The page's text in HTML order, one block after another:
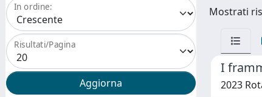
In ordine:
Risultati/Pagina
Mostrati
I
2023